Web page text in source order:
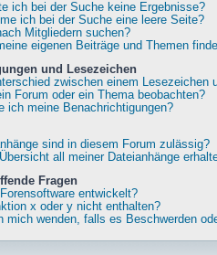
ich bei der Suche keine Ergebnisse?
ich bei der Suche eine leere Seite?
Mitgliedern suchen?
eigenen Beiträge und Themen
und Lesezeichen
zwischen einem Lesezeichen
Forum oder ein Thema beobachten?
ich meine Benachrichtigungen?
sind in diesem Forum zulässig?
all meiner Dateianhänge
Fragen
entwickelt?
x oder y nicht enthalten?
mich wenden, falls es Beschwerden